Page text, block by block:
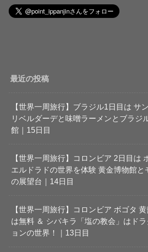
最近の投稿
【世界一周旅行】ブラジル1日目は サ
リベルダーデと味噌ラーメンとブラジ
館｜15日目
【世界一周旅行】コロンビア 2日目は
エルドラドの世界を体験 黄金博物館と
の展望台｜14日目
【世界一周旅行】コロンビア ボゴタ
は無料 ＆ シパキラ「塩の教会」はド
ョンの世界！｜13日目